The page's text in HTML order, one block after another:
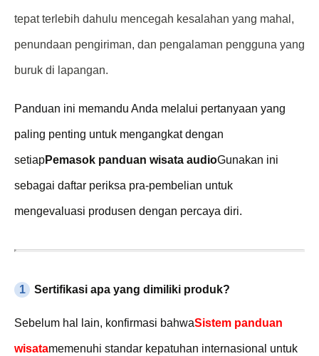
tepat terlebih dahulu mencegah kesalahan yang mahal,
penundaan pengiriman, dan pengalaman pengguna yang
buruk di lapangan.
Panduan ini memandu Anda melalui pertanyaan yang
paling penting untuk mengangkat dengan
setiapPemasok panduan wisata audioGunakan ini
sebagai daftar periksa pra-pembelian untuk
mengevaluasi produsen dengan percaya diri.
1 Sertifikasi apa yang dimiliki produk?
Sebelum hal lain, konfirmasi bahwaSistem panduan
wisatamemenuhi standar kepatuhan internasional untuk